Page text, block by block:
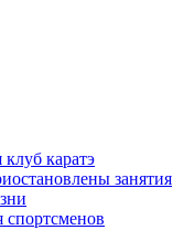
каратэ
занятия
спортсменов